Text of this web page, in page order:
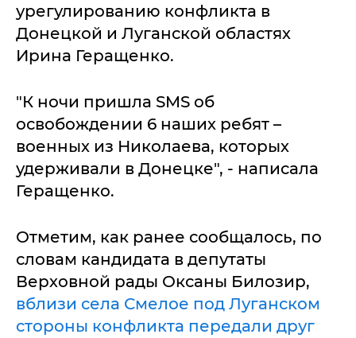
урегулированию конфликта в
Донецкой и Луганской областях
Ирина Геращенко.
"К ночи пришла SMS об
освобождении 6 наших ребят –
военных из Николаева, которых
удерживали в Донецке", - написала
Геращенко.
Отметим, как ранее сообщалось, по
словам кандидата в депутаты
Верховной рады Оксаны Билозир,
вблизи села Смелое под Луганском
стороны конфликта передали друг